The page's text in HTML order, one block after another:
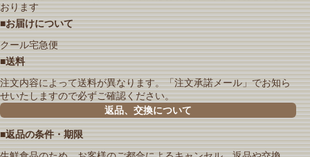
おります
■お届けについて
クール宅急便
■送料
注文内容によって送料が異なります。「注文承諾メール」でお知ら
せいたしますので必ずご確認ください。
返品、交換について
■返品の条件・期限